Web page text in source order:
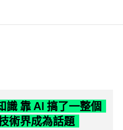
識 靠 AI 搞了一整個
術界成為話題